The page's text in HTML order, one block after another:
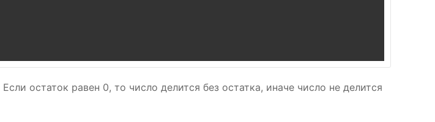
остаток равен 0, то число делится без остатка, иначе число не делится